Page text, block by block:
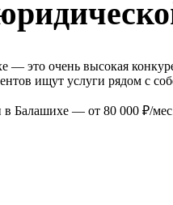
это очень высокая
ищут услуги рядом с
Балашихе — от 80 000 ₽/